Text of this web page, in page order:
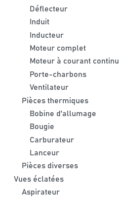
Déflecteur
Induit
Inducteur
Moteur complet
Moteur à courant continu
Porte-charbons
Ventilateur
Pièces thermiques
Bobine d'allumage
Bougie
Carburateur
Lanceur
Pièces diverses
Vues éclatées
Aspirateur